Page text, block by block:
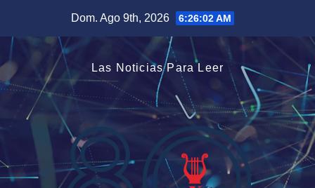
contenido
Dom. Ago 9th, 2026 6:26:02 AM
Las Noticias Para Leer